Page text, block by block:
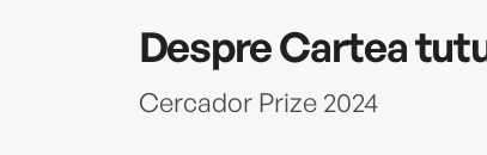
DespreCartea
Cercador Prize 2024